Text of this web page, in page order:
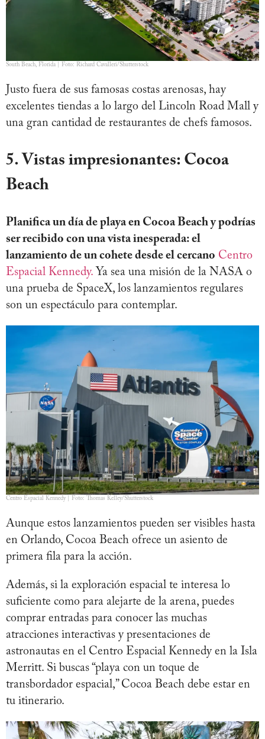
South Beach, Florida | Foto: Richard Cavalleri/Shutterstock
Justo fuera de sus famosas costas arenosas, hay
excelentes tiendas a lo largo del Lincoln Road Mall y
una gran cantidad de restaurantes de chefs famosos.
5. Vistas impresionantes: Cocoa
Beach
Planifica un día de playa en Cocoa Beach y podrías
ser recibido con una vista inesperada: el
lanzamiento de un cohete desde el cercano Centro
Espacial Kennedy. Ya sea una misión de la NASA o
una prueba de SpaceX, los lanzamientos regulares
son un espectáculo para contemplar.
Centro Espacial Kennedy | Foto: Thomas Kelley/Shutterstock
Aunque estos lanzamientos pueden ser visibles hasta
en Orlando, Cocoa Beach ofrece un asiento de
primera fila para la acción.
Además, si la exploración espacial te interesa lo
suficiente como para alejarte de la arena, puedes
comprar entradas para conocer las muchas
atracciones interactivas y presentaciones de
astronautas en el Centro Espacial Kennedy en la Isla
Merritt. Si buscas “playa con un toque de
transbordador espacial,” Cocoa Beach debe estar en
tu itinerario.